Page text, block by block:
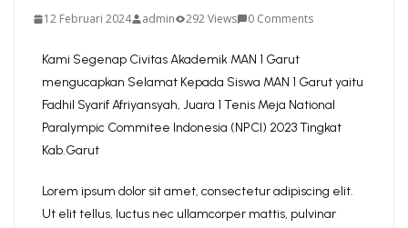
12 Februari 2024 admin 292 Views 0 Comments
Kami Segenap Civitas Akademik MAN 1 Garut
mengucapkan Selamat Kepada Siswa MAN 1 Garut yaitu
Fadhil Syarif Afriyansyah, Juara 1 Tenis Meja National
Paralympic Commitee Indonesia (NPCI) 2023 Tingkat
Kab.Garut
Lorem ipsum dolor sit amet, consectetur adipiscing elit.
Ut elit tellus, luctus nec ullamcorper mattis, pulvinar